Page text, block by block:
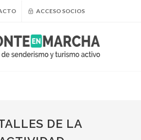
ACCESO SOCIOS
DE LA